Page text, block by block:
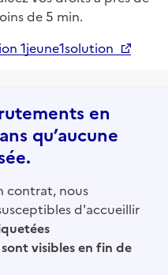
de 5 min.
1jeune1solution
en
qu’aucune
contrat, nous
d'accueillir
visibles en fin de